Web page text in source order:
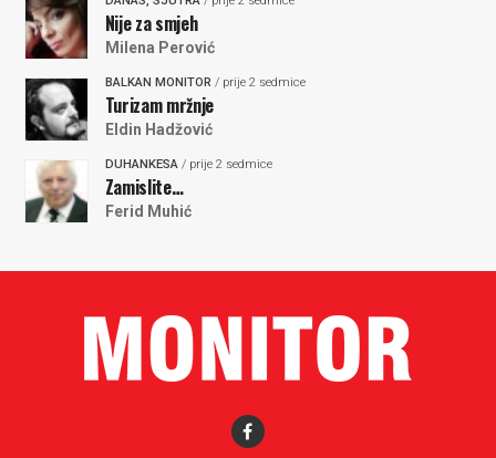
Nije za smjeh
Milena Perović
BALKAN MONITOR/ prije 2 sedmice
Turizam mržnje
Eldin Hadžović
DUHANKESA/ prije 2 sedmice
Zamislite…
Ferid Muhić